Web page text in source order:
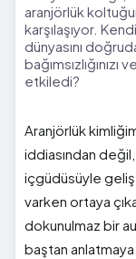
aranjörlük
karşılaşıyor. Kendi
dünyasını
bağımsızlığınızı
etkiledi?
Aranjörlük
iddiasından
içgüdüsüyle
varken ortaya
dokunulmaz bir
baştan anlatmaya